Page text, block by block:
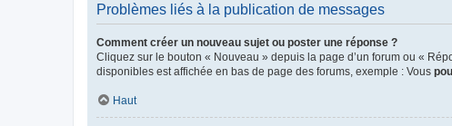
Problèmes liés à la publication de messages
Comment créer un nouveau sujet ou poster une réponse ?
Cliquez sur le bouton « Nouveau » depuis la page d’un forum ou «
disponibles est affichée en bas de page des forums, exemple : Vous
Haut